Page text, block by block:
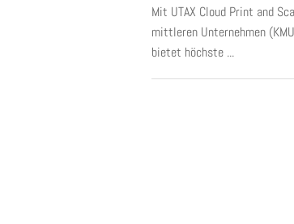
Mit UTAX Cloud Print and
mittleren Unternehmen
bietet höchste ...